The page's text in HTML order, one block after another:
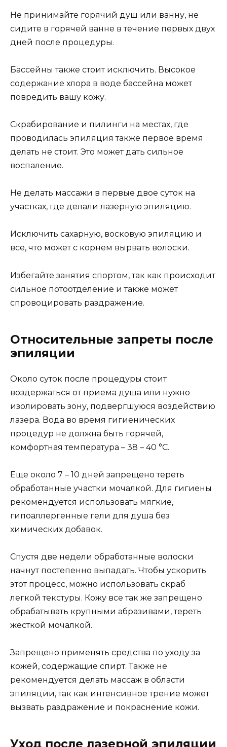
Не принимайте горячий душ или ванну, не
сидите в горячей ванне в течение первых двух
дней после процедуры.
Бассейны также стоит исключить. Высокое
содержание хлора в воде бассейна может
повредить вашу кожу.
Скрабирование и пилинги на местах, где
проводилась эпиляция также первое время
делать не стоит. Это может дать сильное
воспаление.
Не делать массажи в первые двое суток на
участках, где делали лазерную эпиляцию.
Исключить сахарную, восковую эпиляцию и
все, что может с корнем вырвать волоски.
Избегайте занятия спортом, так как происходит
сильное потоотделение и также может
спровоцировать раздражение.
Относительные запреты после
эпиляции
Около суток после процедуры стоит
воздержаться от приема душа или нужно
изолировать зону, подвергшуюся воздействию
лазера. Вода во время гигиенических
процедур не должна быть горячей,
комфортная температура – 38 – 40 °C.
Еще около 7 – 10 дней запрещено тереть
обработанные участки мочалкой. Для гигиены
рекомендуется использовать мягкие,
гипоаллергенные гели для душа без
химических добавок.
Спустя две недели обработанные волоски
начнут постепенно выпадать. Чтобы ускорить
этот процесс, можно использовать скраб
легкой текстуры. Кожу все так же запрещено
обрабатывать крупными абразивами, тереть
жесткой мочалкой.
Запрещено применять средства по уходу за
кожей, содержащие спирт. Также не
рекомендуется делать массаж в области
эпиляции, так как интенсивное трение может
вызвать раздражение и покраснение кожи.
Уход после лазерной эпиляции